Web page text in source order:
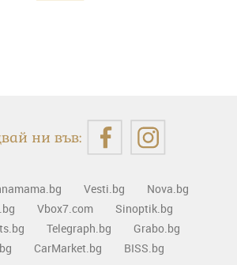
ни във:
Vesti.bg
Nova.bg
Vbox7.com
Sinoptik.bg
Telegraph.bg
Grabo.bg
CarMarket.bg BISS.bg